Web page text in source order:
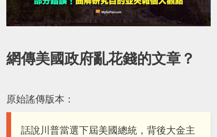
網傳美國政府亂花錢的文章？
原始謠傳版本：
話說川普當選下屆美國總統，背後大金主